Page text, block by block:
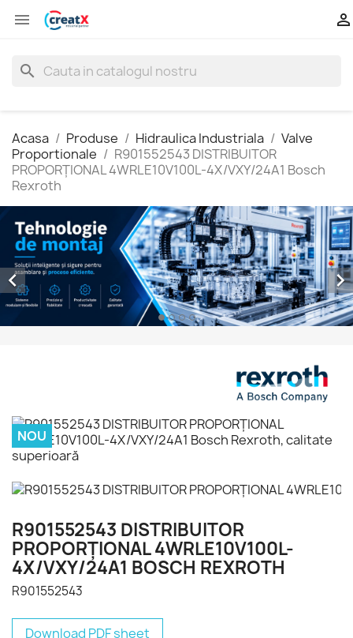
 
search
Acasa Produse Hidraulica Industriala
Valve
Proportionale
R901552543 DISTRIBUITOR
PROPORŢIONAL 4WRLE10V100L-4X/VXY/24A1 Bosch
Rexroth
 
NOU
R901552543 DISTRIBUITOR
PROPORŢIONAL 4WRLE10V100L-
4X/VXY/24A1 BOSCH REXROTH
R901552543
Download PDF sheet